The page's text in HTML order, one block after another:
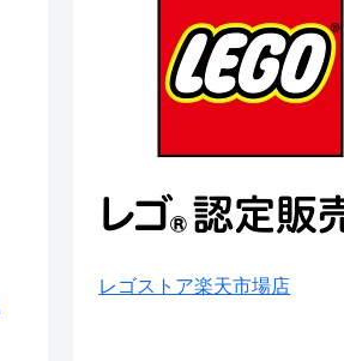
レゴストア楽天市場店